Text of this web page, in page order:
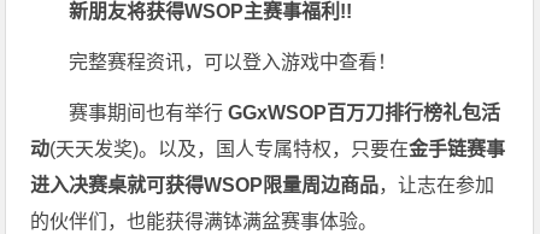
新朋友将获得WSOP主赛事福利!!
完整赛程资讯，可以登入游戏中查看！
赛事期间也有举行 GGxWSOP百万刀排行榜礼包活
动(天天发奖)。以及，国人专属特权，只要在金手链赛事
进入决赛桌就可获得WSOP限量周边商品，让志在参加
的伙伴们，也能获得满钵满盆赛事体验。